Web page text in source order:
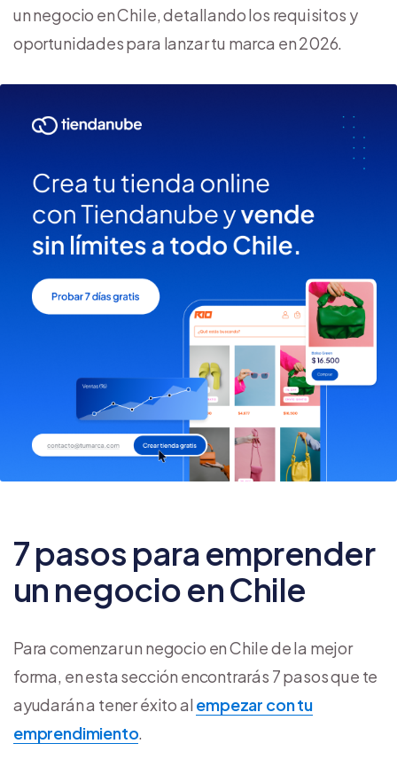
un negocio en Chile, detallando los requisitos y
oportunidades para lanzar tu marca en 2026.
7 pasos para emprender
un negocio en Chile
Para comenzar un negocio en Chile de la mejor
forma, en esta sección encontrarás 7 pasos que te
ayudarán a tener éxito al empezar con tu
emprendimiento